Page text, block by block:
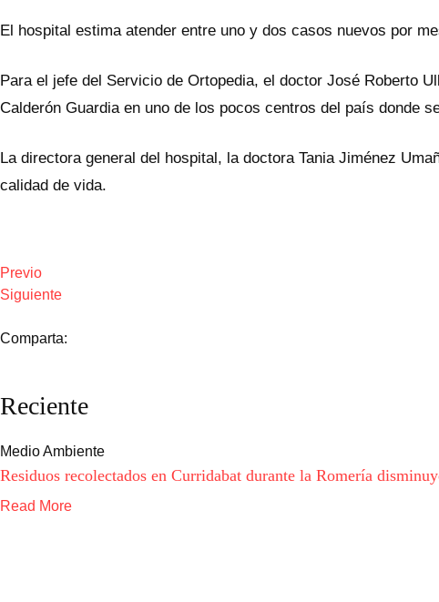
El hospital estima atender entre uno y dos casos nuevos por
Para el jefe del Servicio de Ortopedia, el doctor José Roberto
Calderón Guardia en uno de los pocos centros del país donde
La directora general del hospital, la doctora Tania Jiménez
calidad de vida.
Previo
Siguiente
Comparta:
Reciente
Medio Ambiente
Residuos recolectados en Curridabat durante la Romería
Read More